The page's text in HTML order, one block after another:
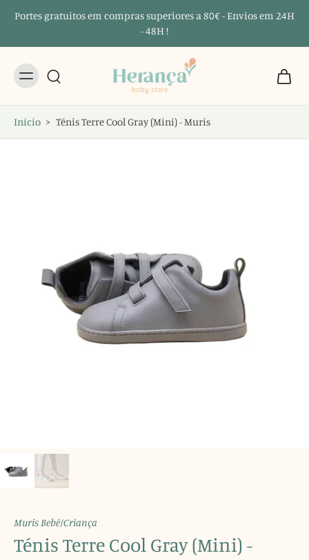
Portes gratuitos em compras superiores a 80€ - Envios em 24H
- 48H !
Início > Ténis Terre Cool Gray (Mini) - Muris
Muris Bebé/Criança
Ténis Terre Cool Gray (Mini) -